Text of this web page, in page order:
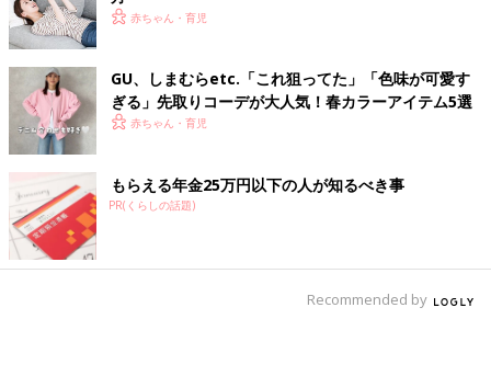
赤ちゃん・育児
GU、しまむらetc.「これ狙ってた」「色味が可愛す
ぎる」先取りコーデが大人気！春カラーアイテム5選
赤ちゃん・育児
もらえる年金25万円以下の人が知るべき事
PR(くらしの話題)
Recommended by